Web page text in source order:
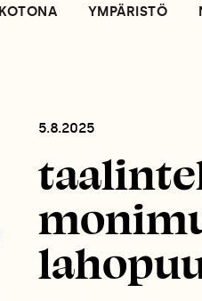
KOTONA YMPÄRISTÖ
5.8.2025